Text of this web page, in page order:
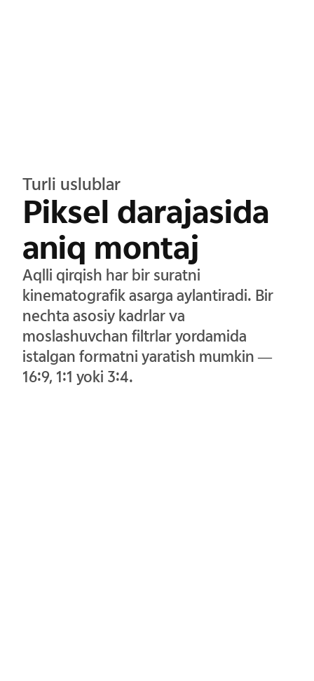
Turli uslublar
Piksel darajasida
aniq montaj
Aqlli qirqish har bir suratni
kinematografik asarga aylantiradi. Bir
nechta asosiy kadrlar va
moslashuvchan filtrlar yordamida
istalgan formatni yaratish mumkin —
16:9, 1:1 yoki 3:4.